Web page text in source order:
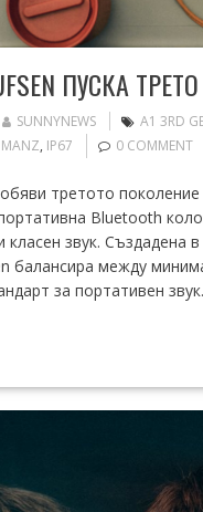
ПУСКА
SUNNYNEWS A1 3RD
MANZ, IP67 0 COMMENT
третото
Bluetooth
класен звук. Създадена
балансира между
за портативен звук.